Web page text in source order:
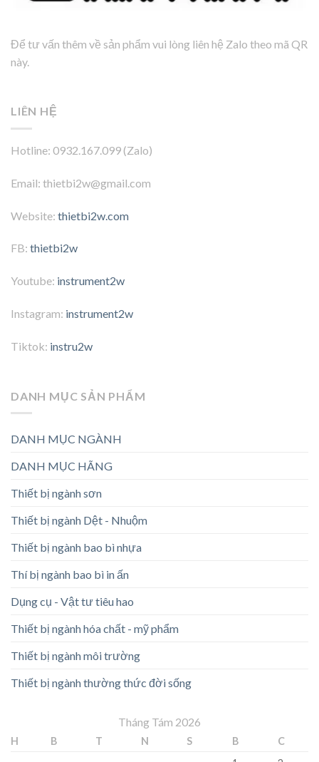
Để tư vấn thêm về sản phẩm vui lòng liên hệ Zalo theo mã QR
này.
LIÊN HỆ
Hotline: 0932.167.099 (Zalo)
Email: thietbi2w@gmail.com
Website: thietbi2w.com
FB: thietbi2w
Youtube: instrument2w
Instagram: instrument2w
Tiktok: instru2w
DANH MỤC SẢN PHẨM
DANH MỤC NGÀNH
DANH MỤC HÃNG
Thiết bị ngành sơn
Thiết bị ngành Dệt - Nhuộm
Thiết bị ngành bao bì nhựa
Thí bị ngành bao bì in ấn
Dụng cụ - Vật tư tiêu hao
Thiết bị ngành hóa chất - mỹ phẩm
Thiết bị ngành môi trường
Thiết bị ngành thường thức đời sống
Tháng Tám 2026
H B T N S B
C